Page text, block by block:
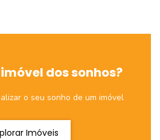
dos sonhos?
o seu sonho de um imóvel
Imóveis